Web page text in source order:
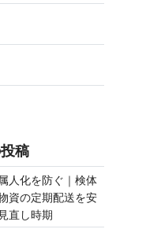
稿
人化を防ぐ｜検体
資の定期配送を安
直 し 時 期